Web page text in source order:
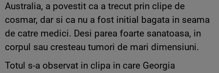
Australia, a povestit ca a trecut prin clipe de
cosmar, dar si ca nu a fost initial bagata in seama
de catre medici. Desi parea foarte sanatoasa, in
corpul sau cresteau tumori de mari dimensiuni.
Totul s-a observat in clipa in care Georgia